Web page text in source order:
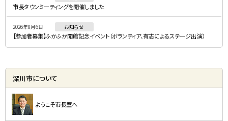
市長タウンミーティングを開催しました
2026年8月6日 お知らせ
【参加者募集】ふかふか開館記念イベント（ボランティア、有志によるステージ出演）
深川市について
ようこそ市長室へ